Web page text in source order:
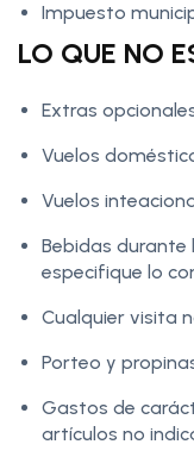
Impuesto
LO QUE NO
Extras
Vuelos
Vuelos
Bebidas durante
especifique lo
Cualquier visita
Porteo y
Gastos de
artículos no